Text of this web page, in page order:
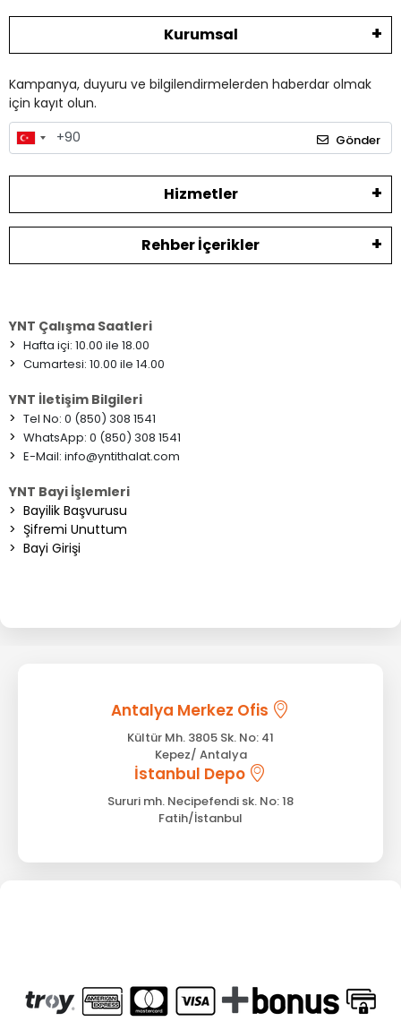
Kurumsal
Kampanya, duyuru ve bilgilendirmelerden haberdar olmak
için kayıt olun.
Gönder
Hizmetler
Rehber İçerikler
YNT Çalışma Saatleri
> Hafta içi: 10.00 ile 18.00
> Cumartesi: 10.00 ile 14.00
YNT İletişim Bilgileri
> Tel No: 0 (850) 308 1541
> WhatsApp: 0 (850) 308 1541
> E-Mail: info@yntithalat.com
YNT Bayi İşlemleri
> Bayilik Başvurusu
> Şifremi Unuttum
> Bayi Girişi
Antalya Merkez Ofis
Kültür Mh. 3805 Sk. No: 41
Kepez/ Antalya
İstanbul Depo
Sururi mh. Necipefendi sk. No: 18
Fatih/İstanbul